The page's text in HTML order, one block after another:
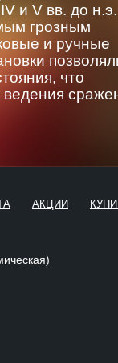
и V вв. до
грозным
и ручные
что
ведения
АКЦИИ